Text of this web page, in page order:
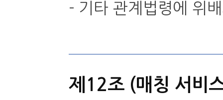
- 기타 관계법령에 위
제12조 (매칭 서비